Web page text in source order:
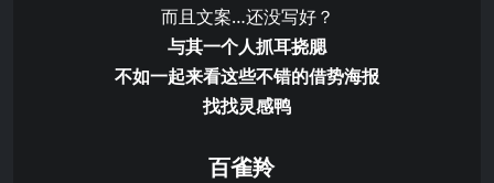
而且文案…还没写好？
与其一个人抓耳挠腮
不如一起来看这些不错的借势海报
找找灵感鸭
百雀羚